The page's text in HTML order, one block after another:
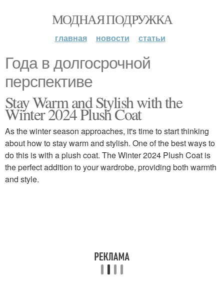
МОДНАЯ ПОДРУЖКА
главная новости статьи
Года в долгосрочной
перспективе
Stay Warm and Stylish with the
Winter 2024 Plush Coat
As the winter season approaches, it's time to start thinking
about how to stay warm and stylish. One of the best ways to
do this is with a plush coat. The Winter 2024 Plush Coat is
the perfect addition to your wardrobe, providing both warmth
and style.